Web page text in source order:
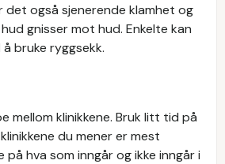
det også sjenerende klamhet og
gnisser mot hud. Enkelte kan
bruke ryggsekk.
mellom klinikkene. Bruk litt tid på
du mener er mest
på hva som inngår og ikke inngår i